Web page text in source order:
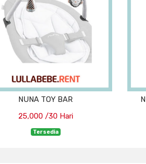
NUNA TOY BAR
25,000 /30 Hari
Tersedia